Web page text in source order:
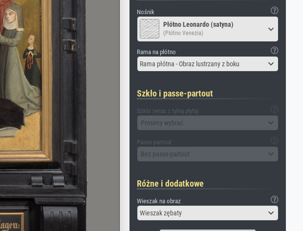
Nośnik
Płótno Leonardo (satyna)
(Płótno Venezia)
Rama na płótno
Rama płótna - Obraz lustrzany z boku
Szkło i passe-partout
Szkło (wraz z tylną płytą)
Prosimy wybrać
Passe-partout
Bez passe-partout
Różne i dodatkowe
Wieszak na obraz
Wieszak zębaty